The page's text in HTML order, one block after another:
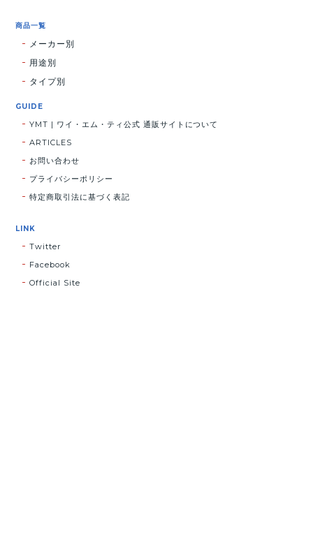
商品一覧
メーカー別
用途別
タイプ別
GUIDE
YMT | ワイ・エム・ティ公式 通販サイトについて
ARTICLES
お問い合わせ
プライバシーポリシー
特定商取引法に基づく表記
LINK
Twitter
Facebook
Official Site